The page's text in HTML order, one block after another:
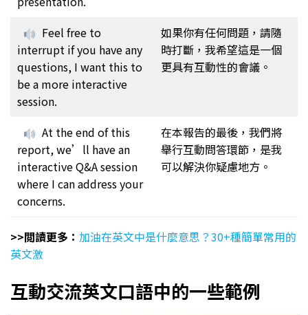
Feel free to
interrupt if you have any
questions, I want this to
be a more interactive
session.
如果你有任何問題，請隨
時打斷，我希望這是一個
更具有互動性的會議。
At the end of this
report, we’ll have an
interactive Q&A session
where I can address your
concerns.
在本報告的最後，我們將
舉行互動問答環節，是我
可以解決你疑慮地方。
>>閲讀更多： 加油在英文中是什麼意思？30+種簡單常用的
英文激
互動交流英文口語中的一些範例